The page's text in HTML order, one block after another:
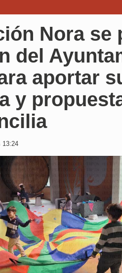
Nora se
del
aportar
y
13:24